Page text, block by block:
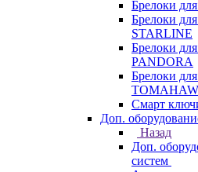
Брелоки
Брелоки
STARLINE
Брелоки
PANDORA
Брелоки
Смарт
Доп.
Назад
Доп.
систем